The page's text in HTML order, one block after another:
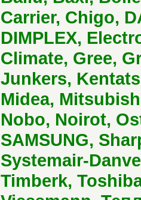
Carrier, Chigo,
DIMPLEX,
Climate, Gree,
Junkers,
Midea,
Nobo, Noirot,
SAMSUNG,
Systemair-
Timberk,